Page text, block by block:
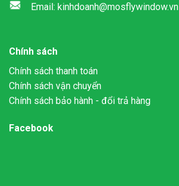
Email: kinhdoanh@mosflywindow.vn
Chính sách
Chính sách thanh toán
Chính sách vận chuyển
Chính sách bảo hành - đổi trả hàng
Facebook